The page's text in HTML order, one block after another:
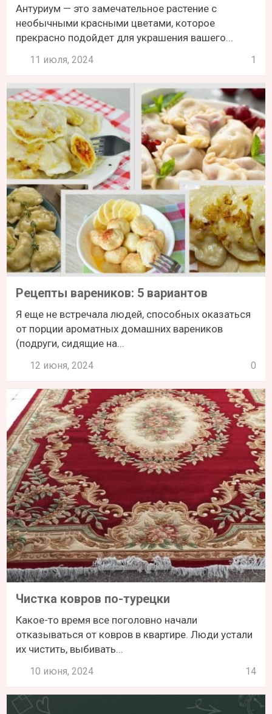
Антуриум — это замечательное растение с
необычными красными цветами, которое
прекрасно подойдет для украшения вашего...
11 июля, 2024 1
Рецепты вареников: 5 вариантов
Я еще не встречала людей, способных оказаться
от порции ароматных домашних вареников
(подруги, сидящие на...
12 июня, 2024 0
Чистка ковров по-турецки
Какое-то время все поголовно начали
отказываться от ковров в квартире. Люди устали
их чистить, выбивать...
10 июня, 2024 14